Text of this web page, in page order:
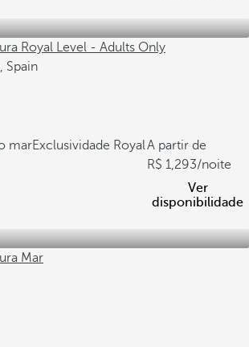
Royal Level - Adults Only
Spain
marExclusividade RoyalA partir de
1,293/noite
Ver
disponibilidade
Mar